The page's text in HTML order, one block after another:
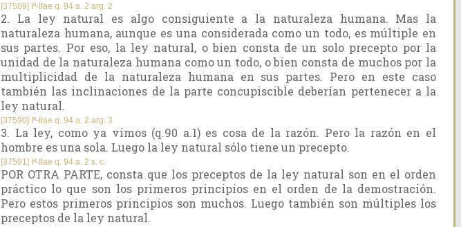
[37589] Iª-IIae q. 94 a. 2 arg. 2
2. La ley natural es algo consiguiente a la naturaleza humana. Mas la
naturaleza humana, aunque es una considerada como un todo, es múltiple en
sus partes. Por eso, la ley natural, o bien consta de un solo precepto por la
unidad de la naturaleza humana como un todo, o bien consta de muchos por la
multiplicidad de la naturaleza humana en sus partes. Pero en este caso
también las inclinaciones de la parte concupiscible deberían pertenecer a la
ley natural.
[37590] Iª-IIae q. 94 a. 2 arg. 3
3. La ley, como ya vimos (q.90 a.1) es cosa de la razón. Pero la razón en el
hombre es una sola. Luego la ley natural sólo tiene un precepto.
[37591] Iª-IIae q. 94 a. 2 s. c.
POR OTRA PARTE, consta que los preceptos de la ley natural son en el orden
práctico lo que son los primeros principios en el orden de la demostración.
Pero estos primeros principios son muchos. Luego también son múltiples los
preceptos de la ley natural.